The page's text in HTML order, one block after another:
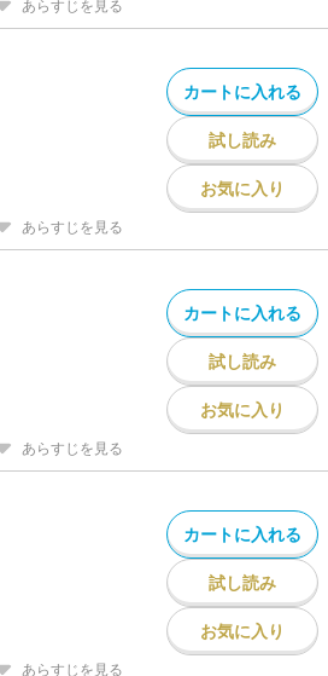
あらすじを見る
カートに入れる
試し読み
お気に入り
あらすじを見る
カートに入れる
試し読み
お気に入り
あらすじを見る
カートに入れる
試し読み
お気に入り
あらすじを見る